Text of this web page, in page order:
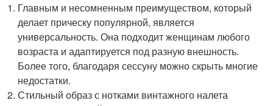
Главным и несомненным преимуществом, который
делает прическу популярной, является
универсальность. Она подходит женщинам любого
возраста и адаптируется под разную внешность.
Более того, благодаря сессуну можно скрыть многие
недостатки.
Стильный образ с нотками винтажного налета